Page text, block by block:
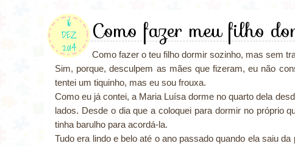
16
DEZ
2014
Como fazer meu filho
Como fazer o teu filho dormir sozinho, mas sem
Sim, porque, desculpem as mães que fizeram, eu não
tentei um tiquinho, mas eu sou frouxa.
Como eu já contei, a Maria Luísa dorme no quarto dela
lados. Desde o dia que a coloquei para dormir no próprio
tinha barulho para acordá-la.
Tudo era lindo e belo até o ano passado quando ela saiu